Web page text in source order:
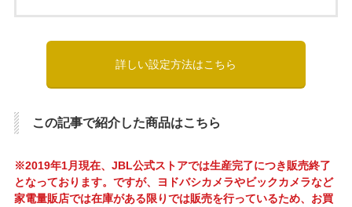
詳しい設定方法はこちら
この記事で紹介した商品はこちら
※2019年1月現在、JBL公式ストアでは生産完了につき販売終了
となっております。ですが、ヨドバシカメラやビックカメラなど
家電量販店では在庫がある限りでは販売を行っているため、お買